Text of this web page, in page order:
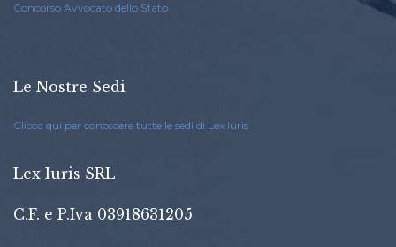
Concorso Avvocato dello Stato
Le Nostre Sedi
Cliccq qui per conoscere tutte le sedi di Lex Iuris
Lex Iuris SRL
C.F. e P.Iva 03918631205